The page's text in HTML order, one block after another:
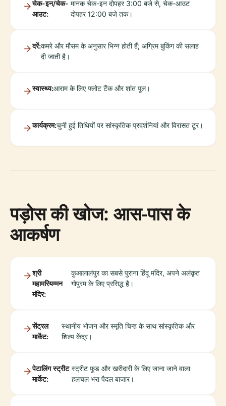
चेक-इन/चेक-
आउट:
मानक चेक-इन दोपहर 3:00 बजे से, चेक-आउट
दोपहर 12:00 बजे तक।
दरें:कमरे और मौसम के अनुसार भिन्न होती हैं; अग्रिम बुकिंग की सलाह
दी जाती है।
स्वास्थ्य:आराम के लिए फ्लोट टैंक और शांत पूल।
कार्यक्रम:चुनी हुई तिथियों पर सांस्कृतिक प्रदर्शनियां और विरासत टूर।
पड़ोस की खोज: आस-पास के
आकर्षण
श्री
महामरियम्मन
मंदिर:
कुआलालंपुर का सबसे पुराना हिंदू मंदिर, अपने अलंकृत
गोपुरम के लिए प्रसिद्ध है।
सेंट्रल
मार्केट:
स्थानीय भोजन और स्मृति चिन्ह के साथ सांस्कृतिक और
शिल्प केंद्र।
पेटालिंग स्ट्रीट
मार्केट:
स्ट्रीट फूड और खरीदारी के लिए जाना जाने वाला
हलचल भरा पैदल बाजार।